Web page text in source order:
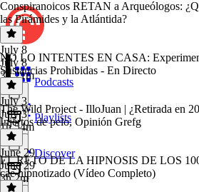
Podcasts
Playlists
Discover
Conspiranoicos RETAN a Arqueólogos:
las Pirámides y la Atlántida?
July 8
July 8
3h 21m
NO LO INTENTES EN CASA:
Sustancias Prohibidas - En Directo
July 3
July 3
1h 54m
The Wild Project - IlloJuan | ¿Retirada en
Injertos de pelo, Opinión Grefg
June 29
June 29
3h 2m
EL RETO DE LA HIPNOSIS DE LOS
cae hipnotizado (Vídeo Completo)